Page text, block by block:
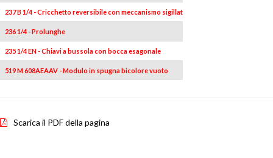
237 B 1/4 - Cricchetto reversibile con meccanismo sigillato
236 1/4 - Prolunghe
235 1/4 EN - Chiavi a bussola con bocca esagonale
519 M 608AEAAV - Modulo in spugna bicolore vuoto
Scarica il PDF della pagina